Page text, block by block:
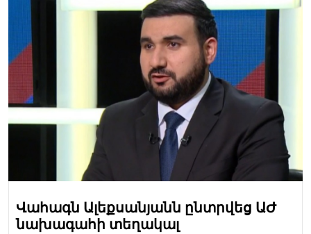
Վահագն Ալեքսանյանն ընտրվեց ԱԺ
նախագահի տեղակալ